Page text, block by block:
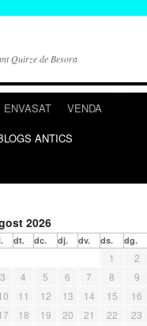
Quirze de Besora
ENVASAT
VENDA
ANTICS
2026
dt. dc. dj. dv. ds. dg.
1
2
3
4 5 6 7 8
9
11 12 13 14 15
16
18 19 20 21 22
23